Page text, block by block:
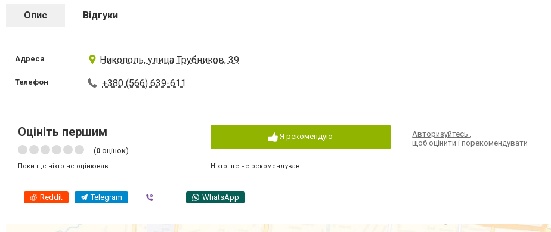
Опис Відгуки
Адреса Никополь, улица Трубников, 39
Телефон +380 (566) 639-611
Оцініть першим
(0 оцінок)
Поки ще ніхто не оцінював
Я рекомендую
Ніхто ще не рекомендував
Авторизуйтесь,
щоб оцінити і порекомендувати
Reddit Telegram WhatsApp